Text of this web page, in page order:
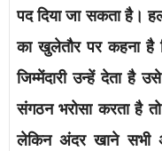
पद दिया जा सकता है।
का खुलेतौर पर कहना है
जिम्मेंदारी उन्हें देता है
संगठन भरोसा करता है
लेकिन अंदर खाने सभी